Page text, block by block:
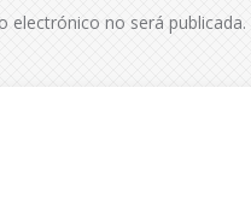
electrónico no será publicada.